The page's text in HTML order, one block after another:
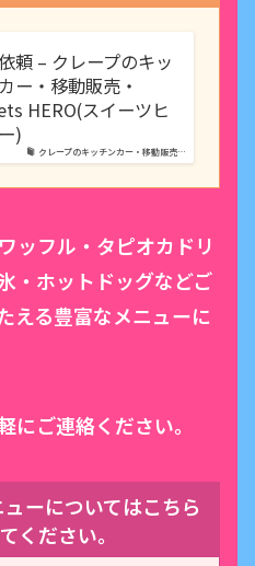
クレープのキッチンカー・移動販売…
頼 – クレープのキッ
ー・移動販売・
HERO(スイーツヒ
)
ッフル・タピオカドリ
・ホットドッグなどご
える豊富なメニューに
にご連絡ください。
ーについてはこちら
ください。